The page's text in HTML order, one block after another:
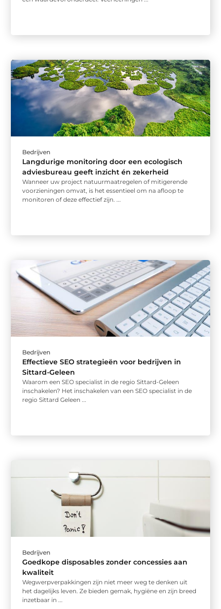
Bedrijven
Langdurige monitoring door een ecologisch
adviesbureau geeft inzicht én zekerheid
Wanneer uw project natuurmaatregelen of mitigerende
voorzieningen omvat, is het essentieel om na afloop te
monitoren of deze effectief zijn. ...
Bedrijven
Effectieve SEO strategieën voor bedrijven in
Sittard-Geleen
Waarom een SEO specialist in de regio Sittard-Geleen
inschakelen? Het inschakelen van een SEO specialist in de
regio Sittard Geleen ...
Bedrijven
Goedkope disposables zonder concessies aan
kwaliteit
Wegwerpverpakkingen zijn niet meer weg te denken uit
het dagelijks leven. Ze bieden gemak, hygiëne en zijn breed
inzetbaar in ...